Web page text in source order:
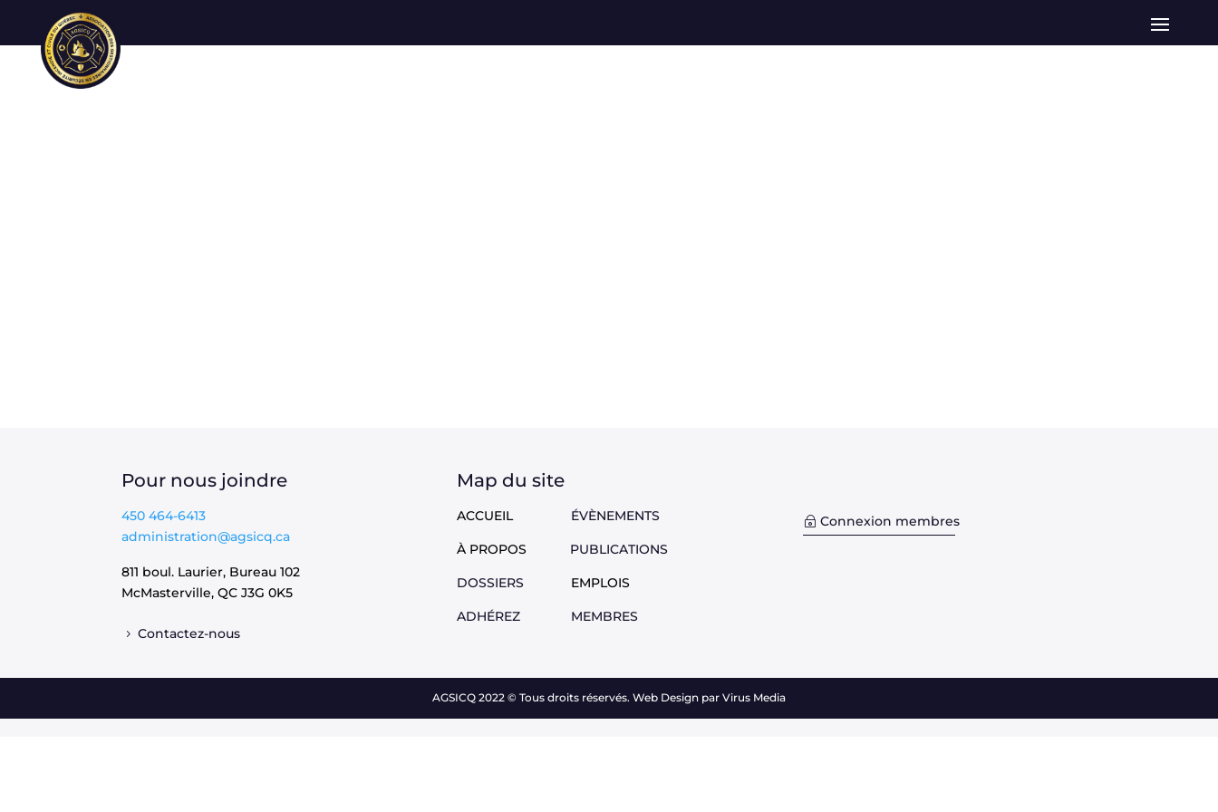
Pour nous joindre
450 464-6413
administration@agsicq.ca
811 boul. Laurier, Bureau 102
McMasterville, QCJ3G 0K5
Contactez-nous
Map du site
ACCUEIL ÉVÈNEMENTS
À PROPOS PUBLICATIONS
DOSSIERS EMPLOIS
ADHÉREZ MEMBRES
Connexion membres
AGSICQ 2022 © Tous droits réservés. Web Design par Virus Media